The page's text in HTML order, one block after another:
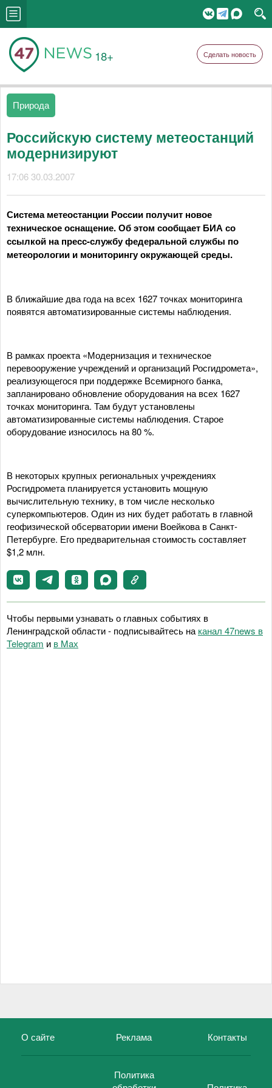
18+ Сделать новость
Природа
Российскую систему метеостанций
модернизируют
17:06 30.03.2007
Система метеостанции России получит новое
техническое оснащение. Об этом сообщает БИА со
ссылкой на пресс-службу федеральной службы по
метеорологии и мониторингу окружающей среды.
В ближайшие два года на всех 1627 точках мониторинга
появятся автоматизированные системы наблюдения.
В рамках проекта «Модернизация и техническое
перевооружение учреждений и организаций Росгидромета»,
реализующегося при поддержке Всемирного банка,
запланировано обновление оборудования на всех 1627
точках мониторинга. Там будут установлены
автоматизированные системы наблюдения. Старое
оборудование износилось на 80 %.
В некоторых крупных региональных учреждениях
Росгидромета планируется установить мощную
вычислительную технику, в том числе несколько
суперкомпьютеров. Один из них будет работать в главной
геофизической обсерватории имени Воейкова в Санкт-
Петербурге. Его предварительная стоимость составляет
$1,2 млн.
Чтобы первыми узнавать о главных событиях в
Ленинградской области - подписывайтесь на канал 47news в
Telegram и в Maх
О сайте Реклама Контакты
Политика